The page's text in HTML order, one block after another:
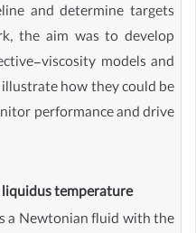
and determine targets
the aim was to develop
viscosity models and
how they could be
performance and drive
temperature
a Newtonian fluid with the